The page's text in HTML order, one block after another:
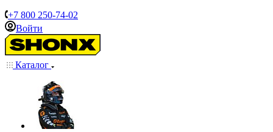
+7 800 250-74-02
Войти
Каталог